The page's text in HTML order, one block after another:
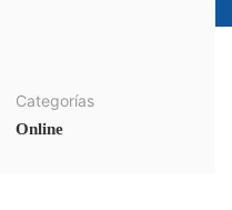
Categorías
Online